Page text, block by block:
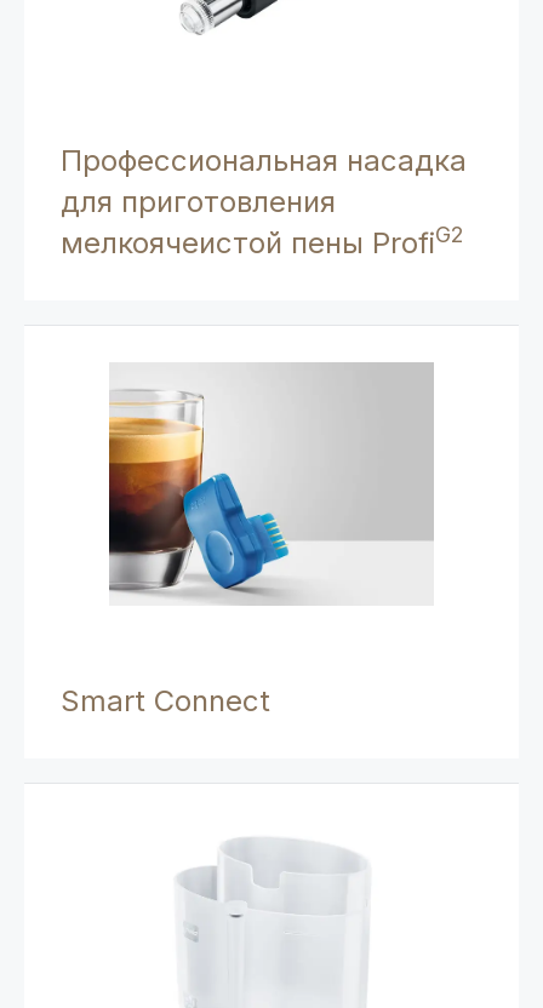
Профессиональная насадка
для приготовления
мелкоячеистой пены ProfiG2
Smart Connect